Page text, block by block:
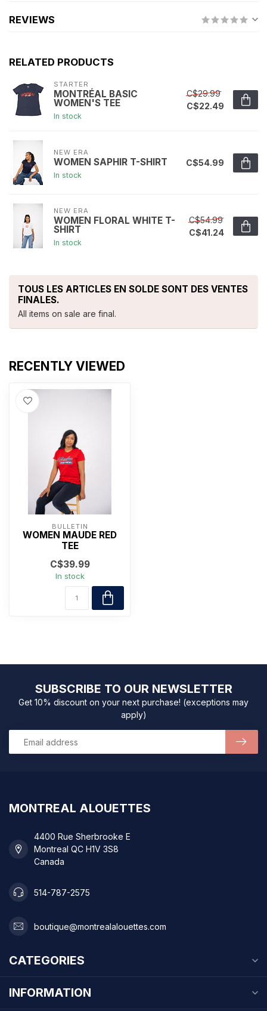
REVIEWS
RELATED PRODUCTS
STARTER
MONTRÉAL BASIC
WOMEN'S TEE
In stock
C$29.99
C$22.49
NEW ERA
WOMEN SAPHIR T-SHIRT
In stock
C$54.99
NEW ERA
WOMEN FLORAL WHITE T-
SHIRT
In stock
C$54.99
C$41.24
TOUS LES ARTICLES EN SOLDE SONT DES VENTES
FINALES.
All items on sale are final.
RECENTLY VIEWED
BULLETIN
WOMEN MAUDE RED
TEE
C$39.99
In stock
SUBSCRIBE TO OUR NEWSLETTER
Get 10% discount on your next purchase! (exceptions may
apply)
MONTREAL ALOUETTES
4400 Rue Sherbrooke E
Montreal QC H1V 3S8
Canada
514-787-2575
boutique@montrealalouettes.com
CATEGORIES
INFORMATION